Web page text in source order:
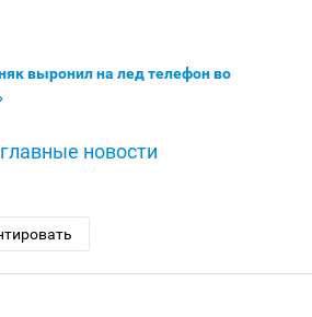
выронил на лед телефон во
новости